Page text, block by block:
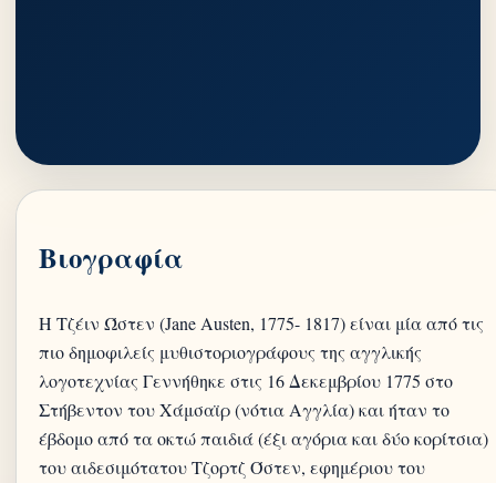
Βιογραφία
Η Τζέιν Ώστεν (Jane Austen, 1775- 1817) είναι μία από τις
πιο δημοφιλείς μυθιστοριογράφους της αγγλικής
λογοτεχνίας Γεννήθηκε στις 16 Δεκεμβρίου 1775 στο
Στήβεντον του Χάμσαϊρ (νότια Αγγλία) και ήταν το
έβδομο από τα οκτώ παιδιά (έξι αγόρια και δύο κορίτσια)
του αιδεσιμότατου Τζορτζ Όστεν, εφημέριου του